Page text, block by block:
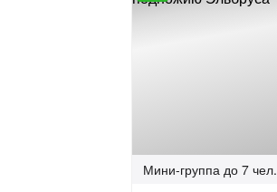
Мини-группа до 7 чел.